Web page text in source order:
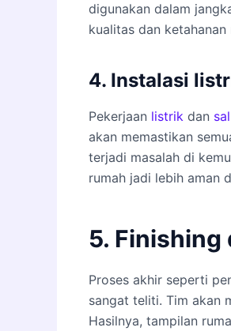
digunakan dalam
kualitas dan ketahanan
4. Instalasi
Pekerjaan listrik dan
akan memastikan
terjadi masalah di
rumah jadi lebih aman
5.
Proses akhir seperti
sangat teliti. Tim akan
Hasilnya, tampilan